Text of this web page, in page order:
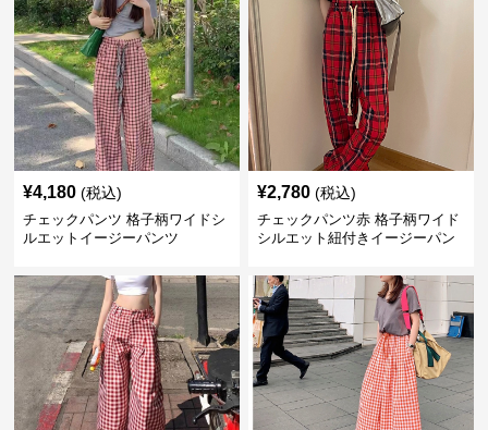
¥4,180 (税込)
チェックパンツ 格子柄ワイドシ
ルエットイージーパンツ
¥2,780 (税込)
チェックパンツ赤 格子柄ワイド
シルエット紐付きイージーパン